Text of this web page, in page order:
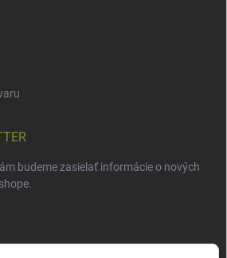
budeme zasielať informácie o nových